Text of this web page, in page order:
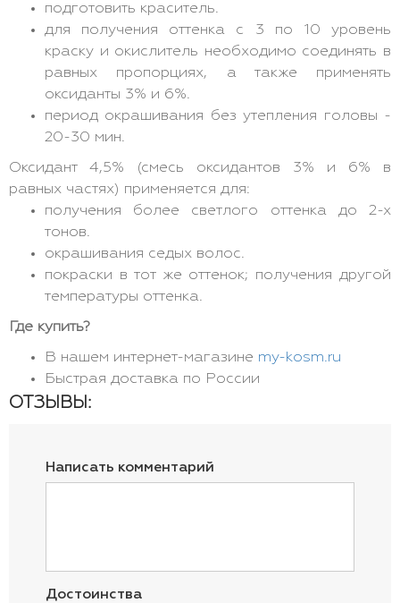
подготовить краситель.
для получения оттенка с 3 по 10 уровень
краску и окислитель необходимо соединять в
равных пропорциях, а также применять
оксиданты 3% и 6%.
период окрашивания без утепления головы -
20-30 мин.
Оксидант 4,5% (смесь оксидантов 3% и 6% в
равных частях) применяется для:
получения более светлого оттенка до 2-х
тонов.
окрашивания седых волос.
покраски в тот же оттенок; получения другой
температуры оттенка.
Где купить?
В нашем интернет-магазине my-kosm.ru
Быстрая доставка по России
ОТЗЫВЫ:
Написать комментарий
Достоинства